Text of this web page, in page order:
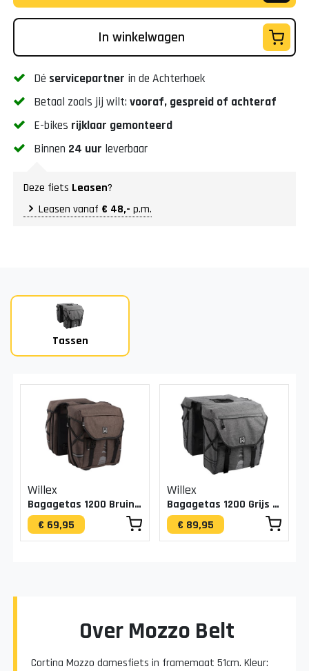
In winkelwagen
Dé servicepartner in de Achterhoek
Betaal zoals jij wilt:vooraf, gespreid of achteraf
E-bikes rijklaar gemonteerd
Binnen 24 uur leverbaar
Deze fiets Leasen?
Leasen vanaf € 48,- p.m.
Tassen
Willex
Bagagetas 1200 Bruin 20L
€ 69,95
Willex
Bagagetas 1200 Grijs 50L
€ 89,95
Over Mozzo Belt
Cortina Mozzo damesfiets in framemaat 51cm. Kleur: